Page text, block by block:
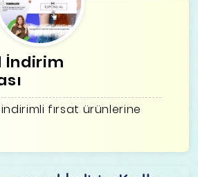
İndirim
fırsat ürünlerine